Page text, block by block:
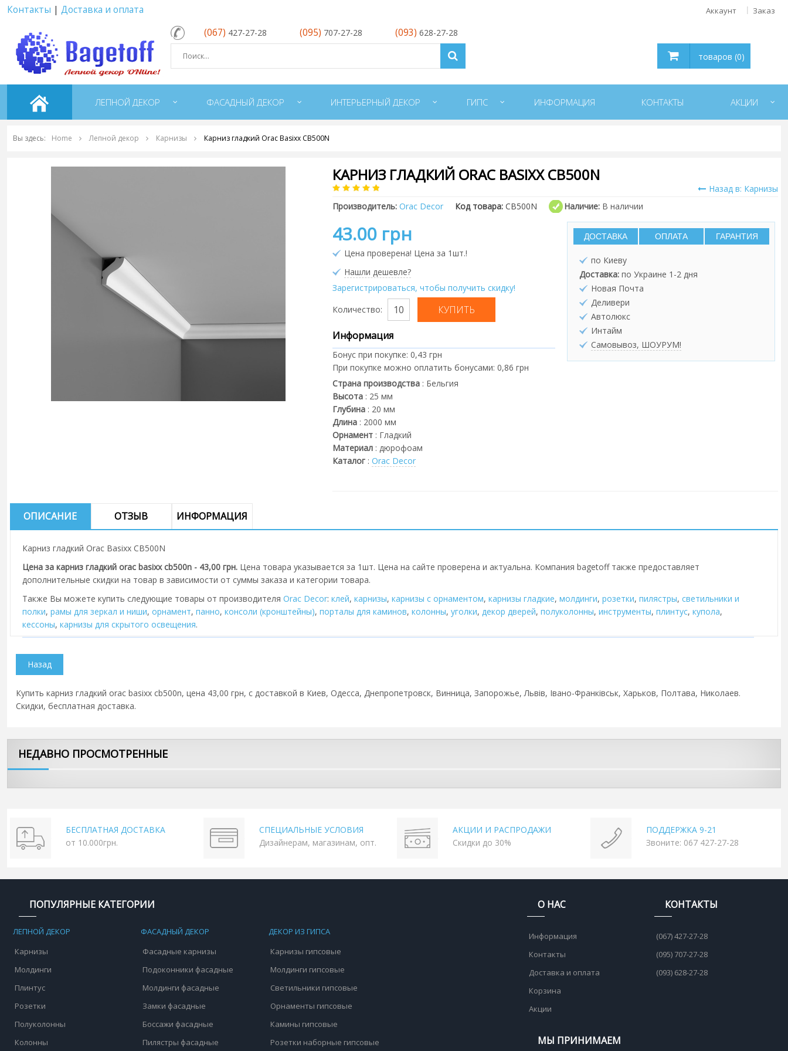
Контакты | Доставка и оплата Аккаунт Заказ
(067) 427-27-28 (095) 707-27-28 (093) 628-27-28
товаров (0)
ЛЕПНОЙ ДЕКОР ФАСАДНЫЙ ДЕКОР ИНТЕРЬЕРНЫЙ ДЕКОР ГИПС ИНФОРМАЦИЯ КОНТАКТЫ АКЦИИ
Вы здесь: Home Лепной декор Карнизы Карниз гладкий Orac Basixx CB500N
КАРНИЗ ГЛАДКИЙ ORAC BASIXX CB500N
Назад в: Карнизы
Производитель: Orac Decor Код товара: CB500N Наличие: В наличии
43.00 грн
Цена проверена! Цена за 1шт.!
Нашли дешевле?
Зарегистрироваться, чтобы получить скидку!
Количество:
Информация
Бонус при покупке: 0,43 грн
При покупке можно оплатить бонусами: 0,86 грн
Страна производства: Бельгия
Высота: 25 мм
Глубина: 20 мм
Длина: 2000 мм
Орнамент: Гладкий
Материал: дюрофоам
Каталог: Orac Decor
ДОСТАВКА ОПЛАТА ГАРАНТИЯ
по Киеву
Доставка: по Украине 1-2 дня
Новая Почта
Деливери
Автолюкс
Интайм
Самовывоз, ШОУРУМ!
ОПИСАНИЕ ОТЗЫВ ИНФОРМАЦИЯ
Карниз гладкий Orac Basixx CB500N
Цена за карниз гладкий orac basixx cb500n - 43,00 грн. Цена товара указывается за 1шт. Цена на сайте проверена и актуальна. Компания bagetoff также предоставляет
дополнительные скидки на товар в зависимости от суммы заказа и категории товара.
Также Вы можете купить следующие товары от производителя Orac Decor: клей, карнизы, карнизы с орнаментом, карнизы гладкие, молдинги, розетки, пилястры, cветильники и
полки, рамы для зеркал и ниши, орнамент, панно, консоли (кронштейны), порталы для каминов, колонны, уголки, декор дверей, полуколонны, инструменты, плинтус, купола,
кессоны, карнизы для скрытого освещения.
Купить карниз гладкий orac basixx cb500n, цена 43,00 грн, с доставкой в Киев, Одесса, Днепропетровск, Винница, Запорожье, Львів, Івано-Франківськ, Харьков, Полтава, Николаев.
Скидки, бесплатная доставка.
НЕДАВНО ПРОСМОТРЕННЫЕ
БЕСПЛАТНАЯ ДОСТАВКА
от 10.000грн.
СПЕЦИАЛЬНЫЕ УСЛОВИЯ
Дизайнерам, магазинам, опт.
АКЦИИ И РАСПРОДАЖИ
Скидки до 30%
ПОДДЕРЖКА 9-21
Звоните: 067 427-27-28
ПОПУЛЯРНЫЕ КАТЕГОРИИ
ЛЕПНОЙ ДЕКОР
Карнизы
Молдинги
Плинтус
Розетки
Полуколонны
Колонны
ФАСАДНЫЙ ДЕКОР
Фасадные карнизы
Подоконники фасадные
Молдинги фасадные
Замки фасадные
Боссажи фасадные
Пилястры фасадные
ДЕКОР ИЗ ГИПСА
Карнизы гипсовые
Молдинги гипсовые
Светильники гипсовые
Орнаменты гипсовые
Камины гипсовые
Розетки наборные гипсовые
О НАС
Информация
Контакты
Доставка и оплата
Корзина
Акции
КОНТАКТЫ
(067) 427-27-28
(095) 707-27-28
(093) 628-27-28
МЫ ПРИНИМАЕМ